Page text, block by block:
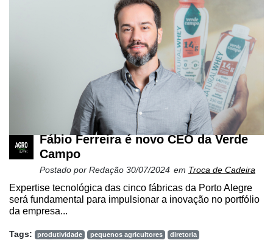
Fábio Ferreira é novo CEO da Verde
Campo
Postado por Redação 30/07/2024 em Troca de Cadeira
Expertise tecnológica das cinco fábricas da Porto Alegre
será fundamental para impulsionar a inovação no portfólio
da empresa...
Tags: produtividade pequenos agricultores
diretoria